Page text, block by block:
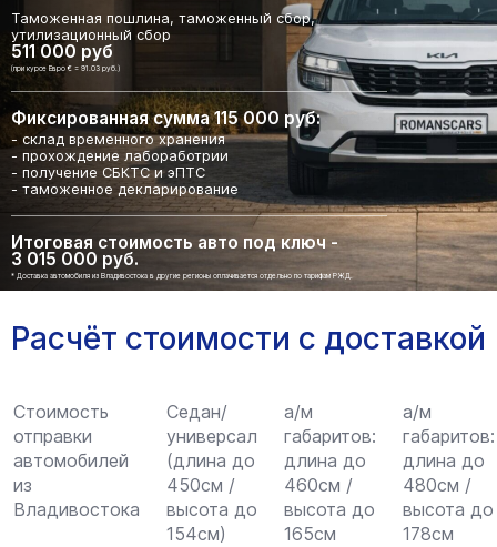
Таможенная пошлина, таможенный сбор,
утилизационный сбор
511 000 руб
(при курсе Евро € = 91.03 руб.)
Фиксированная сумма 115 000 руб:
- склад временного хранения
- прохождение лабоработрии
- получение СБКТС и эПТС
- таможенное декларирование
Итоговая стоимость авто под ключ -
3 015 000 руб.
* Доставка автомобиля из Владивостока в другие регионы оплачивается отдельно по тарифам РЖД.
Расчёт стоимости с доставкой
Стоимость
отправки
автомобилей
из
Владивостока
Седан/
универсал
(длина до
450см /
высота до
154см)
а/м
габаритов:
длина до
460см /
высота до
165см
а/м
габаритов:
длина до
480см /
высота до
178см